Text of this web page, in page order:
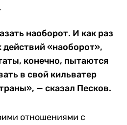
наоборот. И как раз
действий «наоборот»,
конечно, пытаются
в свой кильватер
— сказал Песков.
отношениями с